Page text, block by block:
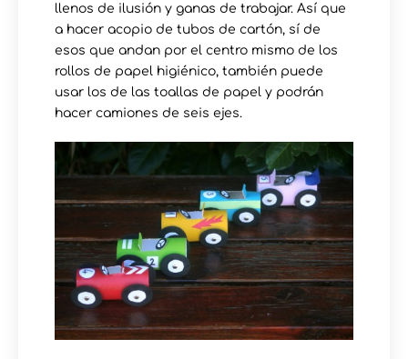
llenos de ilusión y ganas de trabajar. Así que
a hacer acopio de tubos de cartón, sí de
esos que andan por el centro mismo de los
rollos de papel higiénico, también puede
usar los de las toallas de papel y podrán
hacer camiones de seis ejes.